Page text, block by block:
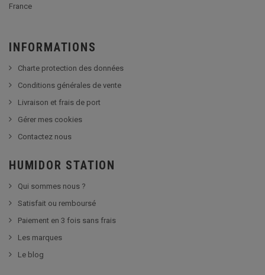
France
INFORMATIONS
Charte protection des données
Conditions générales de vente
Livraison et frais de port
Gérer mes cookies
Contactez nous
HUMIDOR STATION
Qui sommes nous ?
Satisfait ou remboursé
Paiement en 3 fois sans frais
Les marques
Le blog